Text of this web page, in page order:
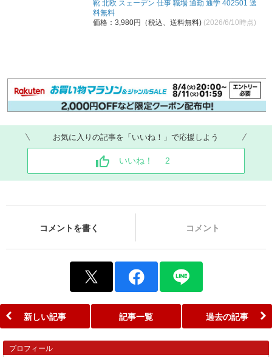
靴 北欧 スェーデン 仕事 職場 通勤 通学 402501 送
料無料
価格：3,980円（税込、送料無料) (2026/6/10時点)
お気に入りの記事を「いいね！」で応援しよう
いいね！ 2
コメントを書く コメント
新しい記事 記事一覧 過去の記事
プロフィール